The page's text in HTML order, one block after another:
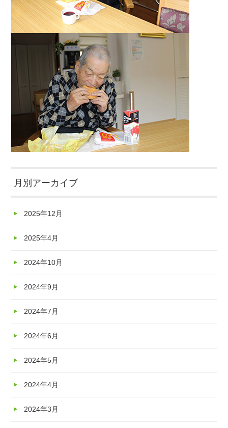
月別アーカイブ
2025年12月
2025年4月
2024年10月
2024年9月
2024年7月
2024年6月
2024年5月
2024年4月
2024年3月